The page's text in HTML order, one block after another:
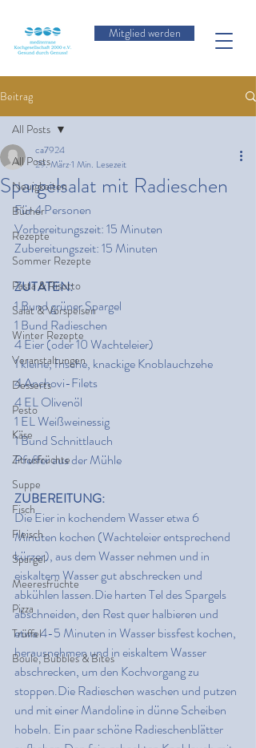
Mitglied werden
Beitrag
All Posts
Neuigkeiten
Bücher
Rezepte
Sommer Rezepte
Pasta & Risotto
Salat & Vorspeisen
Winter Rezepte
Veranstaltungen
Desserts
Pesto
Käse
Zitrusfrüchte
Suppe
Fisch
Fleisch
Spargel
Meeresfrüchte
Pizza
Trüffel
Boule, Bubbles & Bites
All Posts
Spargelsalat mit Radieschen
ca7924
29. März1 Min. Lesezeit
Für 4 Personen
Vorbereitungszeit: 15 Minuten
Zubereitungszeit: 15 Minuten
ZUTATEN:
1 Bund grüner Spargel
1 Bund Radieschen
4 Eier (oder 10 Wachteleier)
1 kleine, frische, knackige Knoblauchzehe
4 Anchovi-Filets
4 EL Olivenöl
1 EL Weißweinessig
1 Bund Schnittlauch
Pfeffer aus der Mühle
ZUBEREITUNG:
Die Eier in kochendem Wasser etwa 6
Minuten kochen (Wachteleier entsprechend
kürzer), aus dem Wasser nehmen und in
eiskaltem Wasser gut abschrecken und
abkühlen lassen.Die harten Tel des Spargels
abschneiden, den Rest quer halbieren und
etwa 4-5 Minuten in Wasser bissfest kochen,
herausnehmen und in eiskaltem Wasser
abschrecken, um den Kochvorgang zu
stoppen.Die Radieschen waschen und putzen
und mit einer Mandoline in dünne Scheiben
hobeln. Ein paar schöne Radieschenblätter